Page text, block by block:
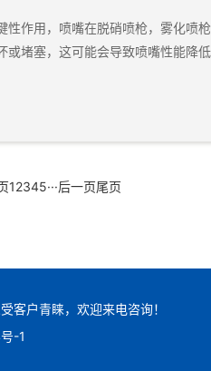
作用，喷嘴在脱硝喷枪，雾化喷
堵塞，这可能会导致喷嘴性能降
12345···后一页尾页
客户青睐，欢迎来电咨询！
-1